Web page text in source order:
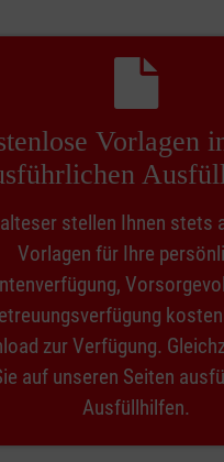
Vorlagen
stellen Ihnen stets
Vorlagen für Ihre
zur Verfügung.
auf unseren Seiten
Ausfüllhilfen.